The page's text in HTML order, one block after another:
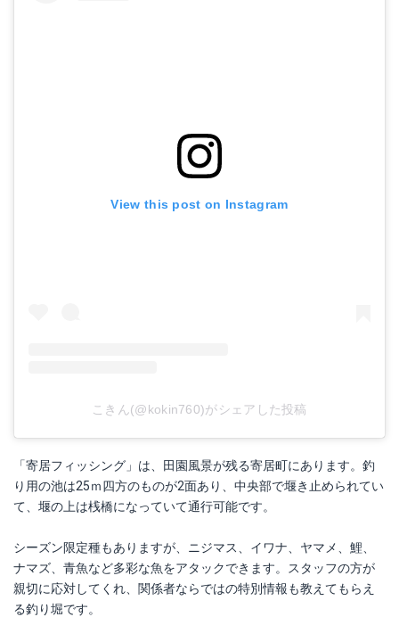
View this post on Instagram
こきん(@kokin760)がシェアした投稿
「寄居フィッシング」は、田園風景が残る寄居町にあります。釣
り用の池は25ｍ四方のものが2面あり、中央部で堰き止められてい
て、堰の上は桟橋になっていて通行可能です。
シーズン限定種もありますが、ニジマス、イワナ、ヤマメ、鯉、
ナマズ、青魚など多彩な魚をアタックできます。スタッフの方が
親切に応対してくれ、関係者ならではの特別情報も教えてもらえ
る釣り堀です。